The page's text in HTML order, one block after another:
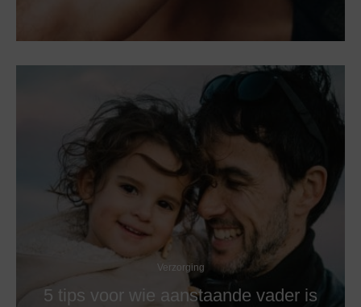
Verzorging
5 tips voor wie aanstaande vader is